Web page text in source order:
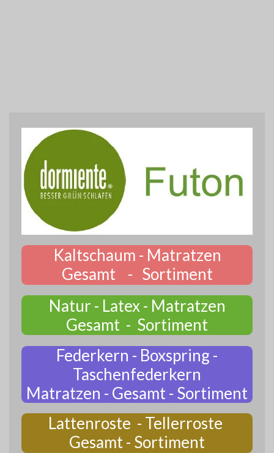
Kaltschaum - Matratzen
Gesamt - Sortiment
Natur - Latex - Matratzen
Gesamt - Sortiment
Federkern - Boxspring -
Taschenfederkern
Matratzen - Gesamt - Sortiment
Lattenroste - Tellerroste
Gesamt - Sortiment